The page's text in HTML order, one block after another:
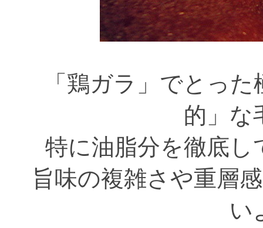
「鶏ガラ」でとっ
的」な
特に油脂分を徹底し
旨味の複雑さや重層
い